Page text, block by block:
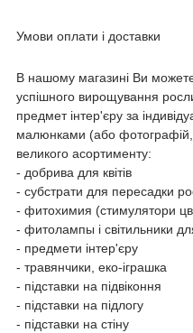
Умови оплати і доставки
В нашому магазині Ви можете
успішного вирощування
предмет інтер'єру за
малюнками (або
великого асортименту:
- добрива для квітів
- субстрати для пересадки
- фитохимия (стимулятори
- фитолампы і світильники для
- предмети інтер'єру
- травянчики, еко-іграшка
- підставки на підвіконня
- підставки на підлогу
- підставки на стіну